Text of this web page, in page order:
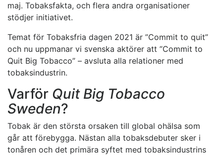
maj. Tobaksfakta, och flera andra organisationer
stödjer initiativet.
Temat för Tobaksfria dagen 2021 är ”Commit to quit”
och nu uppmanar vi svenska aktörer att ”Commit to
Quit Big Tobacco” – avsluta alla relationer med
tobaksindustrin.
Varför Quit Big Tobacco
Sweden?
Tobak är den största orsaken till global ohälsa som
går att förebygga. Nästan alla tobaksdebuter sker i
tonåren och det primära syftet med tobaksindustrins